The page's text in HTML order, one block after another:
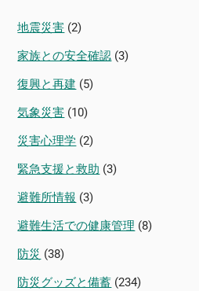
地震災害 (2)
家族との安全確認 (3)
復興と再建 (5)
気象災害 (10)
災害心理学 (2)
緊急支援と救助 (3)
避難所情報 (3)
避難生活での健康管理 (8)
防災 (38)
防災グッズと備蓄 (234)